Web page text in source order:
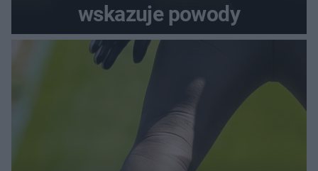
wskazuje powody